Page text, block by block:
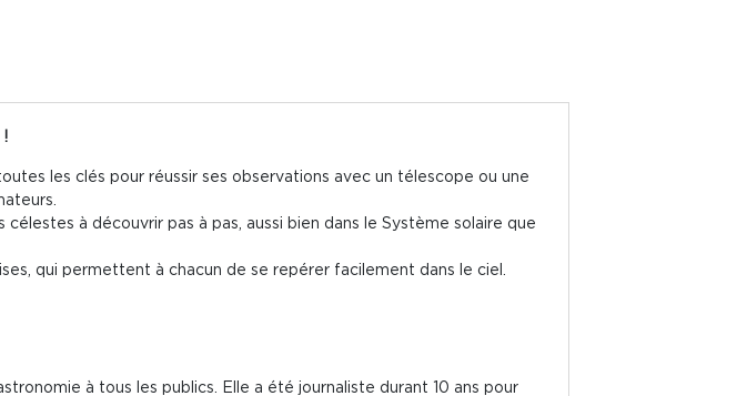
!
les clés pour réussir ses observations avec un télescope ou une
célestes à découvrir pas à pas, aussi bien dans le Système solaire que
qui permettent à chacun de se repérer facilement dans le ciel.
à tous les publics. Elle a été journaliste durant 10 ans pour